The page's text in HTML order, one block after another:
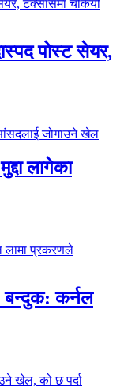
पोस्ट सेयर,
लागेका
बन्दुक: कर्नल